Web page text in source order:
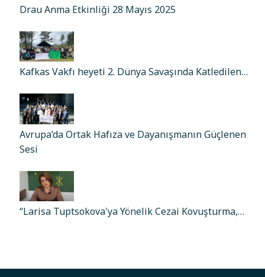
Drau Anma Etkinliği 28 Mayıs 2025
Kafkas Vakfı heyeti 2. Dünya Savaşında Katledilen…
Avrupa’da Ortak Hafıza ve Dayanışmanın Güçlenen
Sesi
“Larisa Tuptsokova'ya Yönelik Cezai Kovuşturma,…